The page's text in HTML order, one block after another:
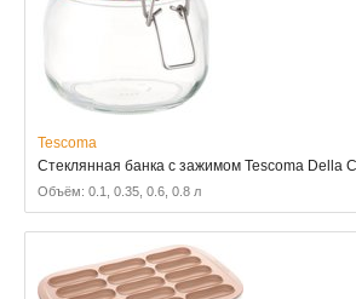
Tescoma
Стеклянная банка с зажимом Tescoma Della
Объём: 0.1, 0.35, 0.6, 0.8 л